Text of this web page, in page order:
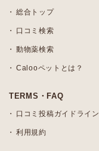
総合トップ
口コミ検索
動物薬検索
Calooペットとは？
TERMS・FAQ
口コミ投稿ガイドライン
利用規約